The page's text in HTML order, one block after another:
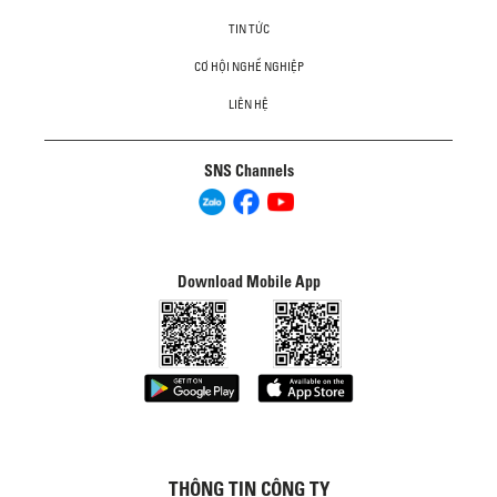
TIN TỨC
CƠ HỘI NGHỀ NGHIỆP
LIÊN HỆ
SNS Channels
Download Mobile App
THÔNG TIN CÔNG TY